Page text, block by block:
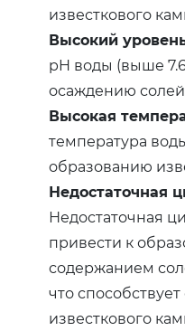
известкового
Высокий
pH воды (выше
осаждению
Высокая
температура
образованию
Недостаточная
Недостаточная
привести к
содержанием
что
известкового